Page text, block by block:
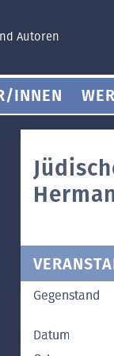
Autoren
INNEN
Gegenstand
Datum